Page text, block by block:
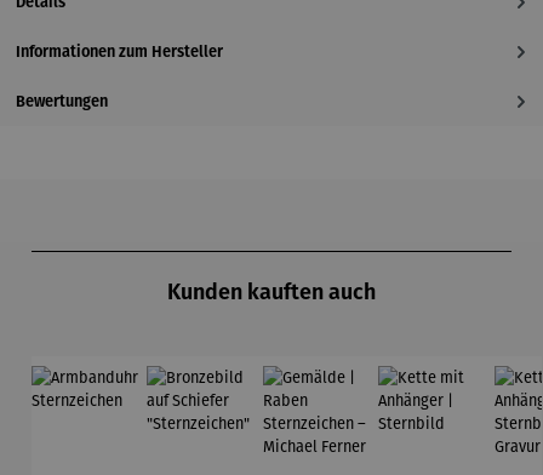
Informationen zum Hersteller
Bewertungen
Kunden kauften auch